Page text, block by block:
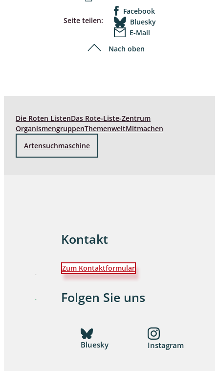
Seite teilen:
Facebook
Bluesky
E-Mail
Nach oben
Die Roten ListenDas Rote-Liste-Zentrum
OrganismengruppenThemenweltMitmachen
Artensuchmaschine
Kontakt
Zum Kontaktformular
Folgen Sie uns
Bluesky Instagram